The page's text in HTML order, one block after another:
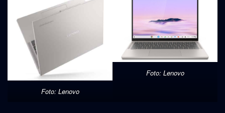
Foto: Lenovo
Foto: Lenovo